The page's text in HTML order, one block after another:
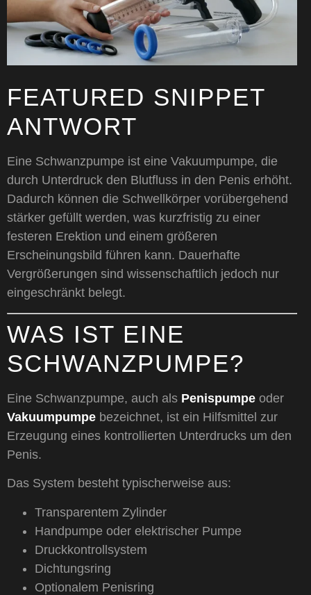
FEATURED SNIPPET
ANTWORT
Eine Schwanzpumpe ist eine Vakuumpumpe, die
durch Unterdruck den Blutfluss in den Penis erhöht.
Dadurch können die Schwellkörper vorübergehend
stärker gefüllt werden, was kurzfristig zu einer
festeren Erektion und einem größeren
Erscheinungsbild führen kann. Dauerhafte
Vergrößerungen sind wissenschaftlich jedoch nur
eingeschränkt belegt.
WAS IST EINE
SCHWANZPUMPE?
Eine Schwanzpumpe, auch als Penispumpe oder
Vakuumpumpe bezeichnet, ist ein Hilfsmittel zur
Erzeugung eines kontrollierten Unterdrucks um den
Penis.
Das System besteht typischerweise aus:
Transparentem Zylinder
Handpumpe oder elektrischer Pumpe
Druckkontrollsystem
Dichtungsring
Optionalem Penisring